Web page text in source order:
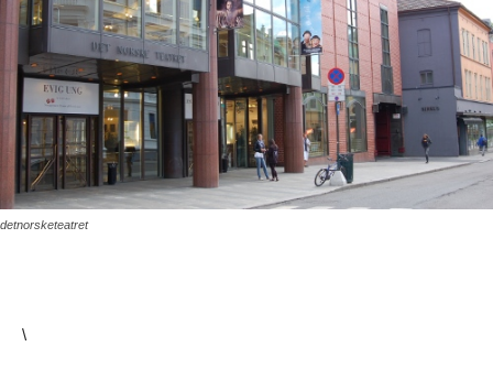
detnorsketeatret
\